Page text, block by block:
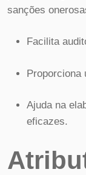
sanções
Facilita
Proporciona
Ajuda na
eficazes.